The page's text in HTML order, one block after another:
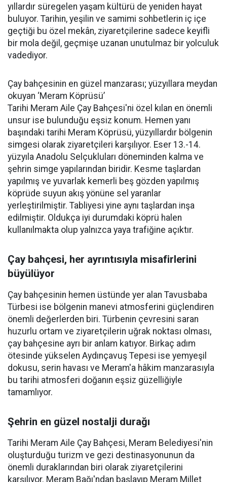
yıllardır süregelen yaşam kültürü de yeniden hayat
buluyor. Tarihin, yeşilin ve samimi sohbetlerin iç içe
geçtiği bu özel mekân, ziyaretçilerine sadece keyifli
bir mola değil, geçmişe uzanan unutulmaz bir yolculuk
vadediyor.
Çay bahçesinin en güzel manzarası; yüzyıllara meydan
okuyan ‘Meram Köprüsü’
Tarihi Meram Aile Çay Bahçesi'ni özel kılan en önemli
unsur ise bulunduğu eşsiz konum. Hemen yanı
başındaki tarihi Meram Köprüsü, yüzyıllardır bölgenin
simgesi olarak ziyaretçileri karşılıyor. Eser 13.-14.
yüzyıla Anadolu Selçukluları döneminden kalma ve
şehrin simge yapılarından biridir. Kesme taşlardan
yapılmış ve yuvarlak kemerli beş gözden yapılmış
köprüde suyun akış yönüne sel yaranlar
yerleştirilmiştir. Tabliyesi yine aynı taşlardan inşa
edilmiştir. Oldukça iyi durumdaki köprü halen
kullanılmakta olup yalnızca yaya trafiğine açıktır.
Çay bahçesi, her ayrıntısıyla misafirlerini
büyülüyor
Çay bahçesinin hemen üstünde yer alan Tavusbaba
Türbesi ise bölgenin manevi atmosferini güçlendiren
önemli değerlerden biri. Türbenin çevresini saran
huzurlu ortam ve ziyaretçilerin uğrak noktası olması,
çay bahçesine ayrı bir anlam katıyor. Birkaç adım
ötesinde yükselen Aydınçavuş Tepesi ise yemyeşil
dokusu, serin havası ve Meram'a hâkim manzarasıyla
bu tarihi atmosferi doğanın eşsiz güzelliğiyle
tamamlıyor.
Şehrin en güzel nostalji durağı
Tarihi Meram Aile Çay Bahçesi, Meram Belediyesi'nin
oluşturduğu turizm ve gezi destinasyonunun da
önemli duraklarından biri olarak ziyaretçilerini
karşılıyor. Meram Bağı'ndan başlayıp Meram Millet